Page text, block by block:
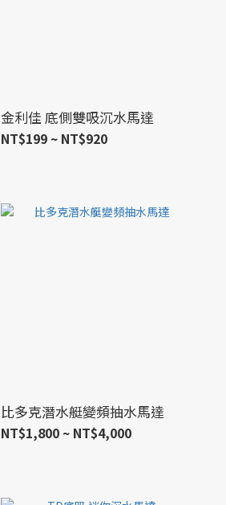
金利佳 底側雙吸沉水馬達
NT$199 ~ NT$920
比多克潛水艇變頻抽水馬達
NT$1,800 ~ NT$4,000